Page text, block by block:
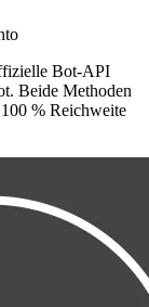
Bot-API
Beide Methoden
% Reichweite